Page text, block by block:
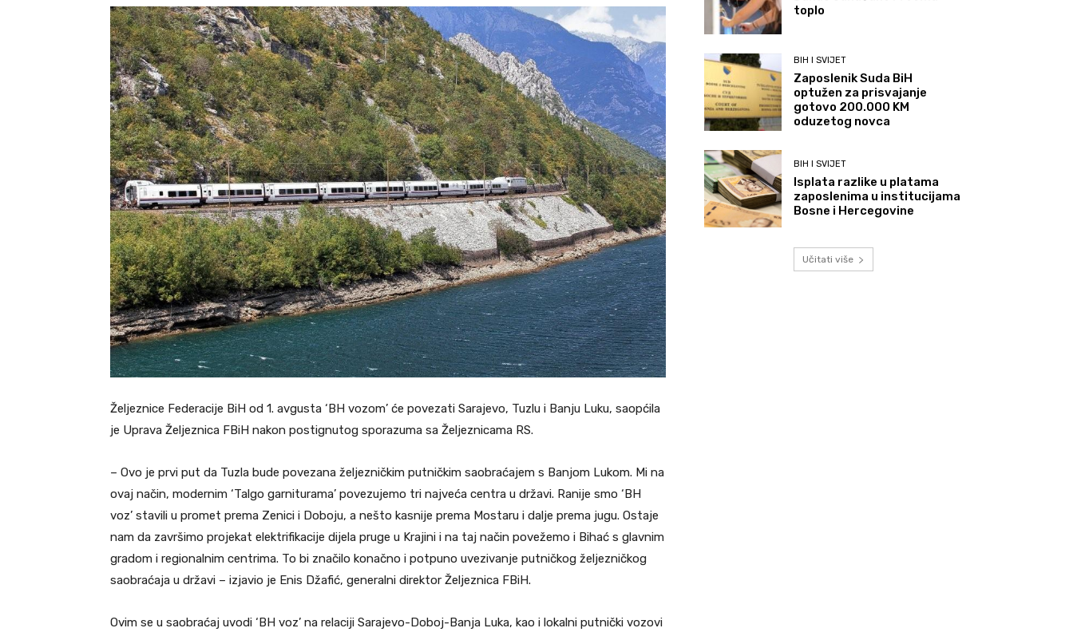
Željeznice Federacije BiH od 1. avgusta ‘BH vozom’ će povezati Sarajevo, Tuzlu i Banju Luku, saopćila
je Uprava Željeznica FBiH nakon postignutog sporazuma sa Željeznicama RS.
– Ovo je prvi put da Tuzla bude povezana željezničkim putničkim saobraćajem s Banjom Lukom. Mi na
ovaj način, modernim ‘Talgo garniturama’ povezujemo tri najveća centra u državi. Ranije smo ‘BH
voz’ stavili u promet prema Zenici i Doboju, a nešto kasnije prema Mostaru i dalje prema jugu. Ostaje
nam da završimo projekat elektrifikacije dijela pruge u Krajini i na taj način povežemo i Bihać s glavnim
gradom i regionalnim centrima. To bi značilo konačno i potpuno uvezivanje putničkog željezničkog
saobraćaja u državi – izjavio je Enis Džafić, generalni direktor Željeznica FBiH.
Ovim se u saobraćaj uvodi ‘BH voz’ na relaciji Sarajevo-Doboj-Banja Luka, kao i lokalni putnički vozovi
toplo
BIH I SVIJET
Zaposlenik Suda BiH
optužen za prisvajanje
gotovo 200.000 KM
oduzetog novca
BIH I SVIJET
Isplata razlike u platama
zaposlenima u institucijama
Bosne i Hercegovine
Učitati više